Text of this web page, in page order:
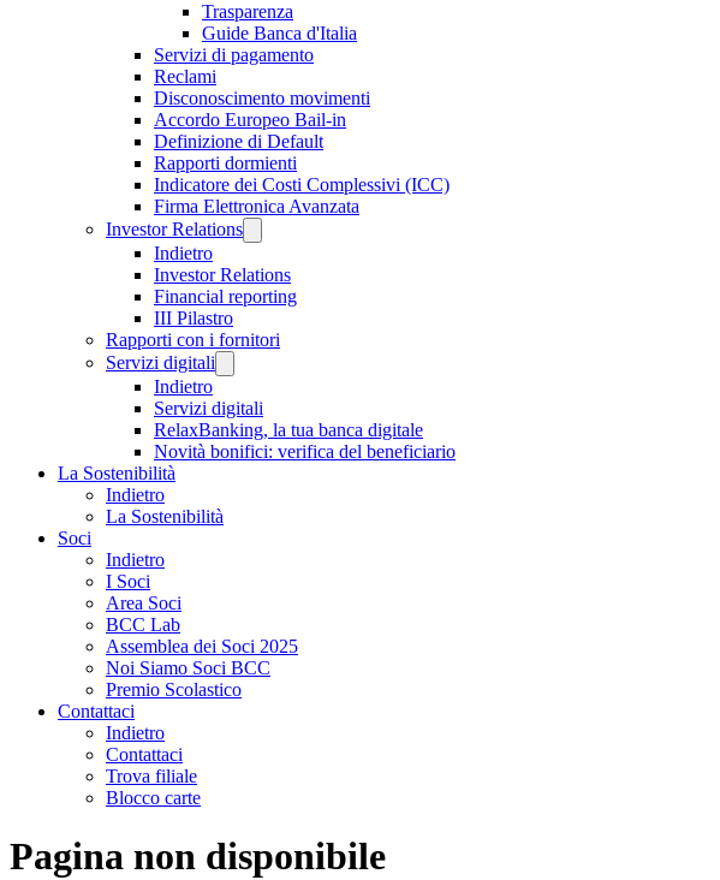
Trasparenza
Guide Banca d'Italia
Servizi di pagamento
Reclami
Disconoscimento movimenti
Accordo Europeo Bail-in
Definizione di Default
Rapporti dormienti
Indicatore dei Costi Complessivi (ICC)
Firma Elettronica Avanzata
Investor Relations
Indietro
Investor Relations
Financial reporting
III Pilastro
Rapporti con i fornitori
Servizi digitali
Indietro
Servizi digitali
RelaxBanking, la tua banca digitale
Novità bonifici: verifica del beneficiario
La Sostenibilità
Indietro
La Sostenibilità
Soci
Indietro
I Soci
Area Soci
BCC Lab
Assemblea dei Soci 2025
Noi Siamo Soci BCC
Premio Scolastico
Contattaci
Indietro
Contattaci
Trova filiale
Blocco carte
Pagina non disponibile